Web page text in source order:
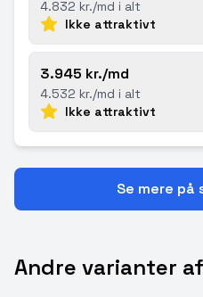
4.832 kr./md i alt
Ikke attraktivt
3.945 kr./md
4.532 kr./md i alt
Ikke attraktivt
Se mere på
Andre varianter